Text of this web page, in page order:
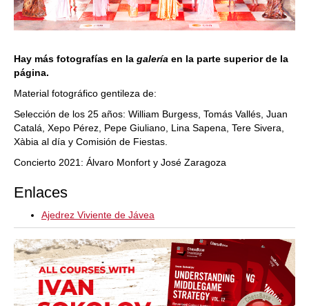
Hay más fotografías en la galería en la parte superior de la
página.
Material fotográfico gentileza de:
Selección de los 25 años: William Burgess, Tomás Vallés, Juan
Catalá, Xepo Pérez, Pepe Giuliano, Lina Sapena, Tere Sivera,
Xàbia al día y Comisión de Fiestas.
Concierto 2021: Álvaro Monfort y José Zaragoza
Enlaces
Ajedrez Viviente de Jávea